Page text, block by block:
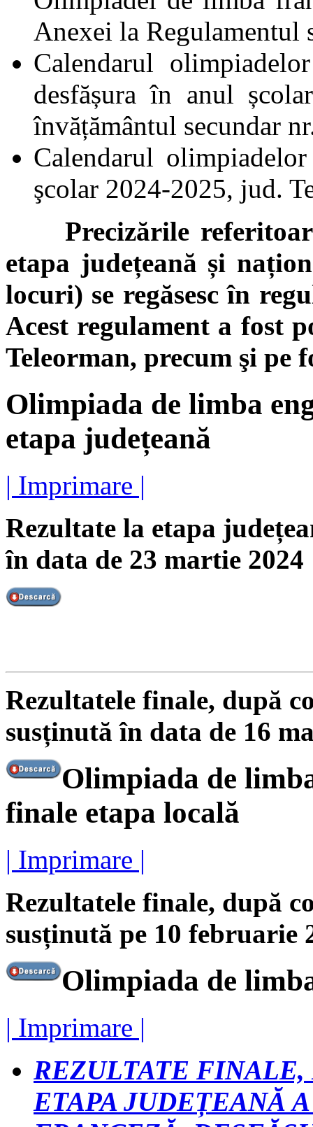
Anexei la Regulamentul
Calendarul
desfășura în anul
învățământul secundar
Calendarul
şcolar 2024-2025, jud.
Precizările
etapa județeană și
locuri) se regăsesc în
Acest regulament a fost
Teleorman, precum şi
Olimpiada de limba
etapa județeană
| Imprimare |
Rezultate la etapa
în data de 23 martie 2024
Rezultatele finale, după
susținută în data de 16
Olimpiada de
finale etapa locală
| Imprimare |
Rezultatele finale, după
susținută pe 10 februarie
Olimpiada de
| Imprimare |
REZULTATE
ETAPA JUDEȚEANĂ